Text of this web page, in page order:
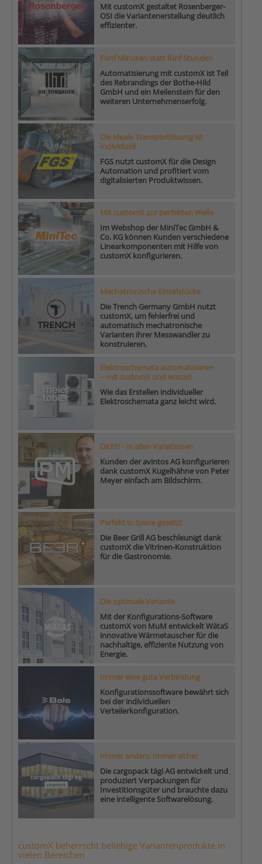
Mit customX gestaltet Rosenberger-
OSI die Variantenerstellung deutlich
effizienter.
Fünf Minuten statt fünf Stunden
Automatisierung mit customX ist Teil
des Rebrandings der Bothe-Hild
GmbH und ein Meilenstein für den
weiteren Unternehmenserfolg.
Die ideale Transportlösung ist
individuell
FGS nutzt customX für die Design
Automation und profitiert vom
digitalisierten Produktwissen.
Mit customX zur perfekten Welle
Im Webshop der MiniTec GmbH &
Co. KG können Kunden verschiedene
Linearkomponenten mit Hilfe von
customX konfigurieren.
Mechatronische Einzelstücke
Die Trench Germany GmbH nutzt
customX, um fehlerfrei und
automatisch mechatronische
Varianten ihrer Messwandler zu
konstruieren.
Elektroschemata automatisieren
– mit customX und ecscad
Wie das Erstellen individueller
Elektroschemata ganz leicht wird.
Dicht! - In allen Variationen
Kunden der avintos AG konfigurieren
dank customX Kugelhähne von Peter
Meyer einfach am Bildschirm.
Perfekt in Szene gesetzt
Die Beer Grill AG beschleunigt dank
customX die Vitrinen-Konstruktion
für die Gastronomie.
Die optimale Variante
Mit der Konfigurations-Software
customX von MuM entwickelt WätaS
innovative Wärmetauscher für die
nachhaltige, effiziente Nutzung von
Energie.
Immer eine gute Verbindung
Konfigurationssoftware bewährt sich
bei der individuellen
Verteilerkonfiguration.
Immer anders. Immer sicher
Die cargopack tägi AG entwickelt und
produziert Verpackungen für
Investitionsgüter und brauchte dazu
eine intelligente Softwarelösung.
customX beherrscht beliebige Variantenprodukte in
vielen Bereichen